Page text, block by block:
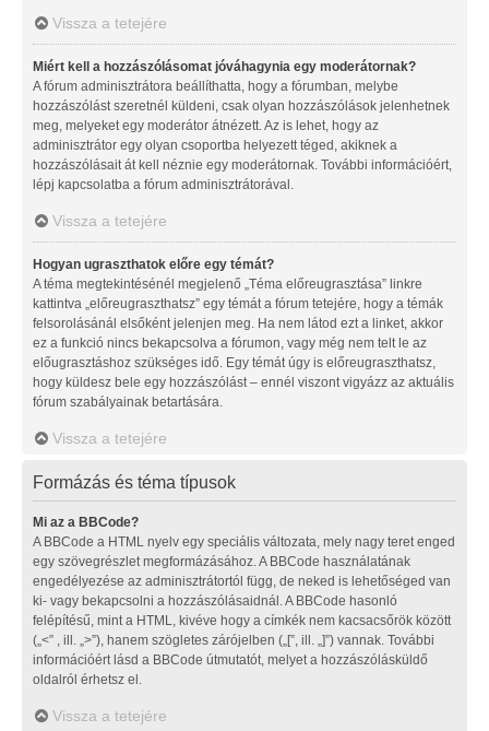
Vissza a tetejére
Miért kell a hozzászólásomat jóváhagynia egy moderátornak?
A fórum adminisztrátora beállíthatta, hogy a fórumban, melybe
hozzászólást szeretnél küldeni, csak olyan hozzászólások jelenhetnek
meg, melyeket egy moderátor átnézett. Az is lehet, hogy az
adminisztrátor egy olyan csoportba helyezett téged, akiknek a
hozzászólásait át kell néznie egy moderátornak. További információért,
lépj kapcsolatba a fórum adminisztrátorával.
Vissza a tetejére
Hogyan ugraszthatok előre egy témát?
A téma megtekintésénél megjelenő „Téma előreugrasztása” linkre
kattintva „előreugraszthatsz” egy témát a fórum tetejére, hogy a témák
felsorolásánál elsőként jelenjen meg. Ha nem látod ezt a linket, akkor
ez a funkció nincs bekapcsolva a fórumon, vagy még nem telt le az
előugrasztáshoz szükséges idő. Egy témát úgy is előreugraszthatsz,
hogy küldesz bele egy hozzászólást – ennél viszont vigyázz az aktuális
fórum szabályainak betartására.
Vissza a tetejére
Formázás és téma típusok
Mi az a BBCode?
A BBCode a HTML nyelv egy speciális változata, mely nagy teret enged
egy szövegrészlet megformázásához. A BBCode használatának
engedélyezése az adminisztrátortól függ, de neked is lehetőséged van
ki- vagy bekapcsolni a hozzászólásaidnál. A BBCode hasonló
felépítésű, mint a HTML, kivéve hogy a címkék nem kacsacsőrök között
(„<” , ill. „>”), hanem szögletes zárójelben („[”, ill. „]”) vannak. További
információért lásd a BBCode útmutatót, melyet a hozzászólásküldő
oldalról érhetsz el.
Vissza a tetejére